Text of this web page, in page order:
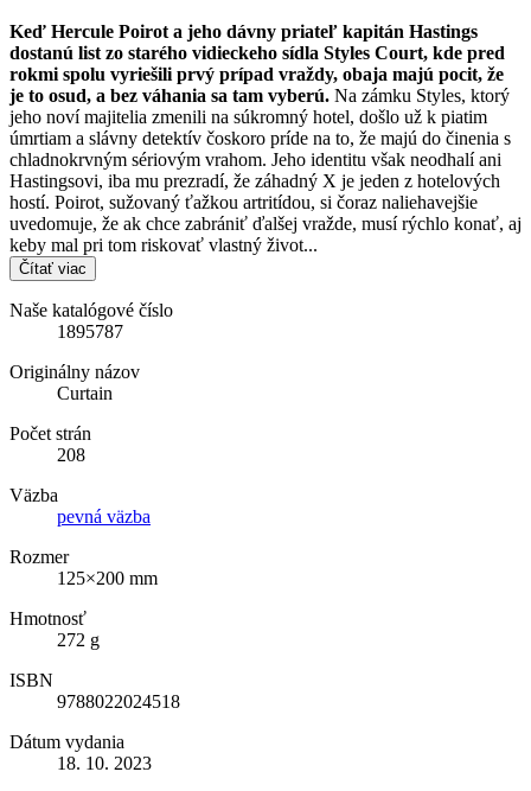
Keď Hercule Poirot a jeho dávny priateľ kapitán Hastings
dostanú list zo starého vidieckeho sídla Styles Court, kde pred
rokmi spolu vyriešili prvý prípad vraždy, obaja majú pocit, že
je to osud, a bez váhania sa tam vyberú. Na zámku Styles, ktorý
jeho noví majitelia zmenili na súkromný hotel, došlo už k piatim
úmrtiam a slávny detektív čoskoro príde na to, že majú do činenia s
chladnokrvným sériovým vrahom. Jeho identitu však neodhalí ani
Hastingsovi, iba mu prezradí, že záhadný X je jeden z hotelových
hostí. Poirot, sužovaný ťažkou artritídou, si čoraz naliehavejšie
uvedomuje, že ak chce zabrániť ďalšej vražde, musí rýchlo konať, aj
keby mal pri tom riskovať vlastný život...
Čítať viac
Naše katalógové číslo
1895787
Originálny názov
Curtain
Počet strán
208
Väzba
pevná väzba
Rozmer
125×200 mm
Hmotnosť
272 g
ISBN
9788022024518
Dátum vydania
18. 10. 2023